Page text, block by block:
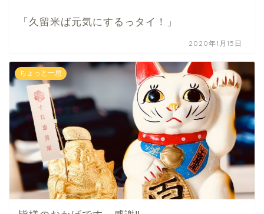
「久留米ば元気にするっタイ！」
2020年1月15日
ちょっと一息